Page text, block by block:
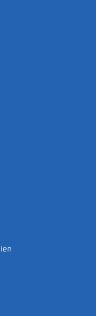
Genehmigung.
Untere
möglich,
Anlagen ändern
und
noch um ein
handelt.
Anlagen, wenn für
gegeben ist.
Ort, in dem das
oder